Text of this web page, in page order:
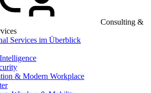
Consulting &
Services im Überblick
& Modern Workplace